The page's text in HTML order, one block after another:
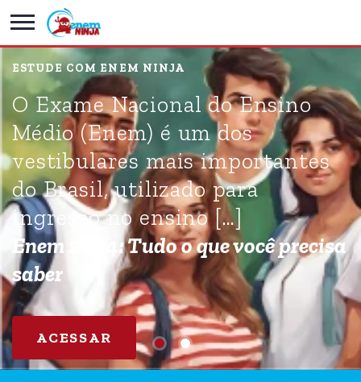
ESTUDE COM ENEM NINJA
O Exame Nacional do Ensino
Médio (Enem) é um dos
vestibulares mais importantes
do Brasil, utilizado para
ingresso no ensino […]
Enem 2024: Tudo o que você precisa
saber
ACESSAR